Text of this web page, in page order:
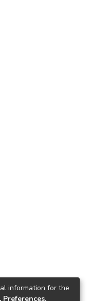
information for the